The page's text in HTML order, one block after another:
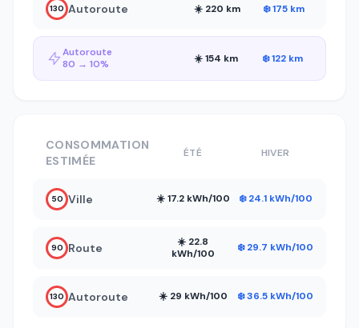
130 Autoroute ☀️ 220 km ❄️ 175 km
Autoroute
80 → 10%
☀️ 154 km ❄️ 122 km
CONSOMMATION
ESTIMÉE
ÉTÉ HIVER
50 Ville ☀️ 17.2 kWh/100 ❄️ 24.1 kWh/100
90 Route
☀️ 22.8
kWh/100
❄️ 29.7 kWh/100
130 Autoroute ☀️ 29 kWh/100 ❄️ 36.5 kWh/100